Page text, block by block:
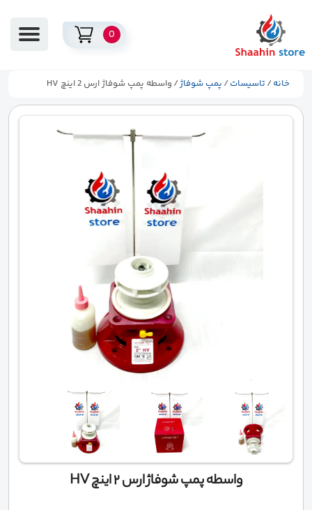
0
خانه/ تاسیسات/ پمپ شوفاژ/ واسطه پمپ شوفاژ ارس 2 اینچ HV
واسطه پمپ شوفاژ ارس 2 اینچ HV